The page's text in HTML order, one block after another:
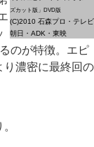
ズカット版」DVD版
(C)2010 石森プロ・テレビ
朝日・ADK・東映
のが特徴。エピ
り濃密に最終回の